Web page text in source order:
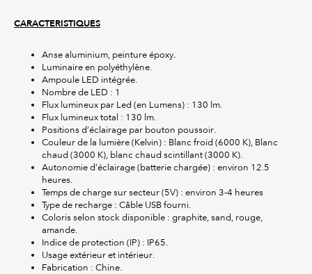
CARACTERISTIQUES
Anse aluminium, peinture époxy.
Luminaire en polyéthylène.
Ampoule LED intégrée.
Nombre de LED : 1
Flux lumineux par Led (en Lumens) : 130 lm.
Flux lumineux total : 130 lm.
Positions d’éclairage par bouton poussoir.
Couleur de la lumière (Kelvin) : Blanc froid (6000 K), Blanc
chaud (3000 K), blanc chaud scintillant (3000 K).
Autonomie d’éclairage (batterie chargée) : environ 12.5
heures.
Temps de charge sur secteur (5V) : environ 3-4 heures
Type de recharge : Câble USB fourni.
Coloris selon stock disponible : graphite, sand, rouge,
amande.
Indice de protection (IP) : IP65.
Usage extérieur et intérieur.
Fabrication : Chine.